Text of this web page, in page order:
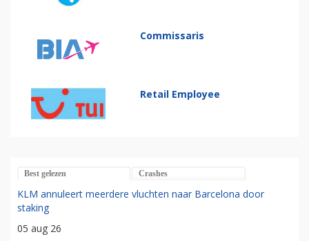
Commissaris
Retail Employee
Best gelezen Crashes
KLM annuleert meerdere vluchten naar Barcelona door
staking
05 aug 26